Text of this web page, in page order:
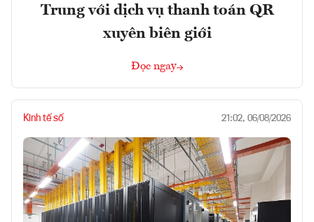
Trung với dịch vụ thanh toán QR
xuyên biên giới
Đọc ngay
Kinh tế số 21:02, 06/08/2026